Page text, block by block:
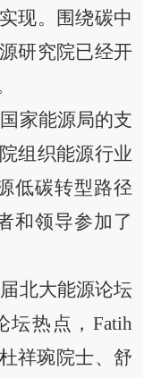
现。
围绕碳中
研究院已经开
家能源局的支
组织能源行业
低碳转型路径
和领导参加了
北大能源论坛
坛热点，Fatih
祥琬院士、舒